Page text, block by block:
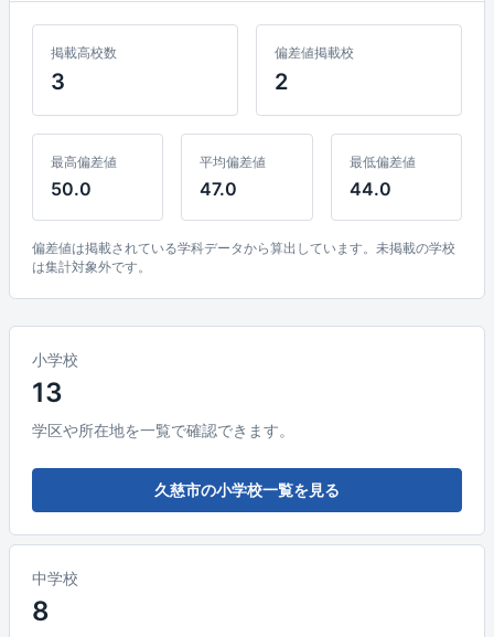
掲載高校数
3
偏差値掲載校
2
最高偏差値
50.0
平均偏差値
47.0
最低偏差値
44.0
偏差値は掲載されている学科データから算出しています。未掲載の学校
は集計対象外です。
小学校
13
学区や所在地を一覧で確認できます。
久慈市の小学校一覧を見る
中学校
8